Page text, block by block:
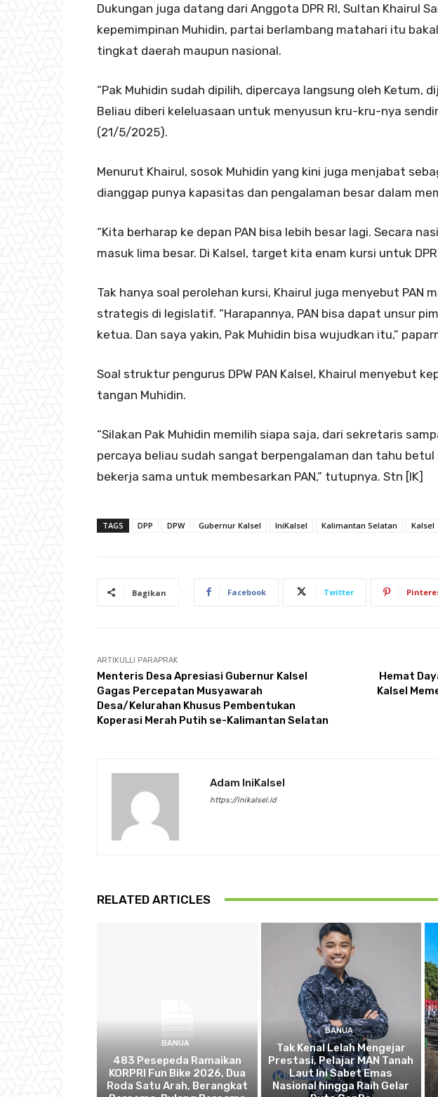
Dukungan juga datang dari Anggota DPR RI, Sultan Khairul
kepemimpinan Muhidin, partai berlambang matahari itu
tingkat daerah maupun nasional.
“Pak Muhidin sudah dipilih, dipercaya langsung oleh Ketum,
Beliau diberi keleluasaan untuk menyusun kru-kru-nya
(21/5/2025).
Menurut Khairul, sosok Muhidin yang kini juga menjabat
dianggap punya kapasitas dan pengalaman besar dalam
“Kita berharap ke depan PAN bisa lebih besar lagi. Secara
masuk lima besar. Di Kalsel, target kita enam kursi untuk DPR
Tak hanya soal perolehan kursi, Khairul juga menyebut PAN
strategis di legislatif. “Harapannya, PAN bisa dapat unsur
ketua. Dan saya yakin, Pak Muhidin bisa wujudkan itu,”
Soal struktur pengurus DPW PAN Kalsel, Khairul menyebut
tangan Muhidin.
“Silakan Pak Muhidin memilih siapa saja, dari sekretaris
percaya beliau sudah sangat berpengalaman dan tahu betul
bekerja sama untuk membesarkan PAN,” tutupnya. Stn [IK]
TAGS DPP DPW Gubernur Kalsel IniKalsel Kalimantan Selatan Kalsel
Bagikan Facebook Twitter
ARTIKULLI PARAPRAK
Menteris Desa Apresiasi Gubernur Kalsel
Gagas Percepatan Musyawarah
Desa/Kelurahan Khusus Pembentukan
Koperasi Merah Putih se-Kalimantan Selatan
Hemat
Kalsel
Adam IniKalsel
https://inikalsel.id
RELATED ARTICLES
BANUA
483 Pesepeda Ramaikan
KORPRI Fun Bike 2026, Dua
Roda Satu Arah, Berangkat
BANUA
Tak Kenal Lelah Mengejar
Prestasi, Pelajar MAN Tanah
Laut Ini Sabet Emas
Nasional hingga Raih Gelar